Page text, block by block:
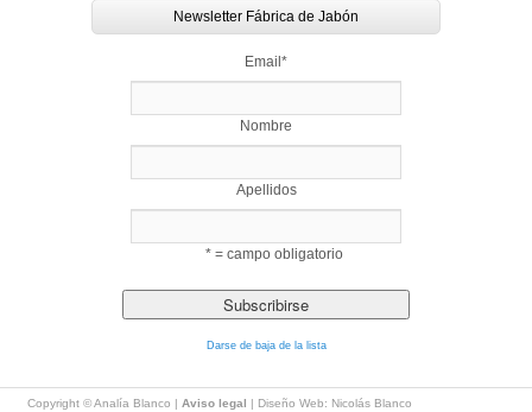
Newsletter Fábrica de Jabón
Email *
Nombre
Apellidos
* = campo obligatorio
Darse de baja de la lista
Copyright © Analía Blanco | Aviso legal | Diseño Web: Nicolás Blanco